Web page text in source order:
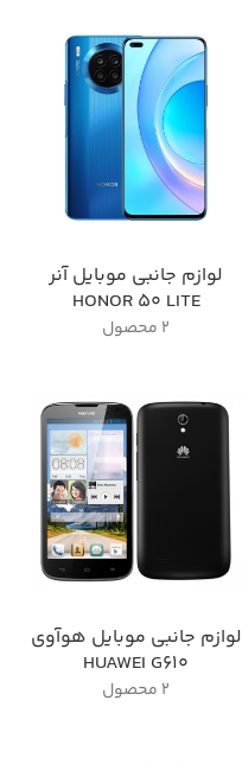
لوازم جانبی موبایل آنر
HONOR 50 LITE
2 محصول
لوازم جانبی موبایل هوآوی
HUAWEI G610
2 محصول